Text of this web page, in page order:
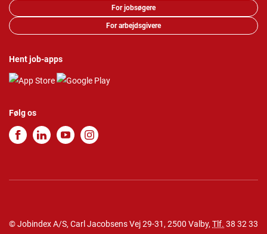
For jobsøgere
For arbejdsgivere
Hent job-apps
Følg os
© Jobindex A/S, Carl Jacobsens Vej 29-31, 2500 Valby, Tlf. 38 32 33